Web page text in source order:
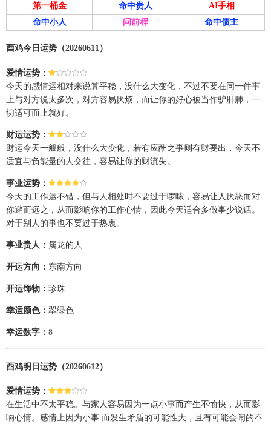
第一桶金 命中贵人
AI手相
命中小人
问前程 命中债主
酉鸡今日运势（20260611）
爱情运势：
今天的感情运相对来说算平稳，没什么大变化，不过不要在同一件事
上与对方说太多次，对方容易厌烦，而让你的好心被当作驴肝肺，一
切适可而止就好。
财运运势：
财运今天一般般，没什么大变化，若有应酬之事则有财要出，今天不
适宜与负能量的人交往，容易让你的财流失。
事业运势：
今天的工作运不错，但与人相处时不要过于啰嗦，容易让人厌恶而对
你避而远之，从而影响你的工作心情，因此今天适合多做事少说话。
对于别人的事也不要过于热衷。
事业贵人： 属龙的人
开运方向： 东南方向
开运饰物： 珍珠
幸运颜色： 翠绿色
幸运数字： 8
酉鸡明日运势（20260612）
爱情运势：
在生活中不太平稳。与家人容易因为一点小事而产生不愉快，从而影
响心情。感情上因为小事 而发生矛盾的可能性大，且有可能会闹的不